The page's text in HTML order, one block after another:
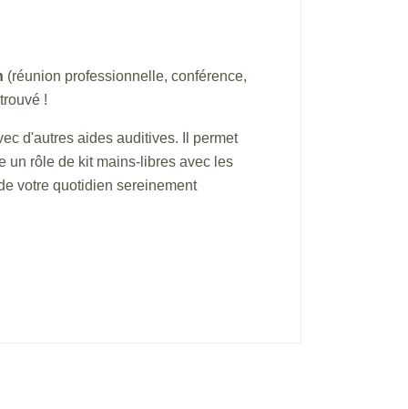
(réunion professionnelle, conférence,
!
d'autres aides auditives. Il permet
un rôle de kit mains-libres avec les
votre quotidien sereinement